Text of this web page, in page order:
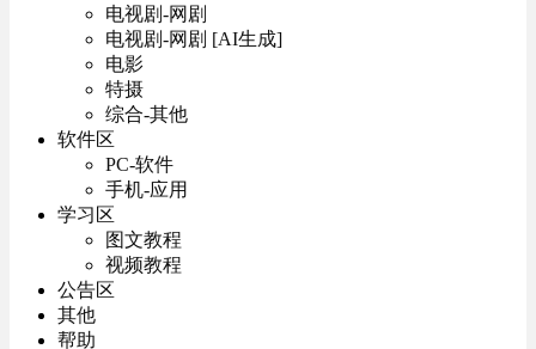
电视剧-网剧
电视剧-网剧 [AI生成]
电影
特摄
综合-其他
软件区
PC-软件
手机-应用
学习区
图文教程
视频教程
公告区
其他
帮助